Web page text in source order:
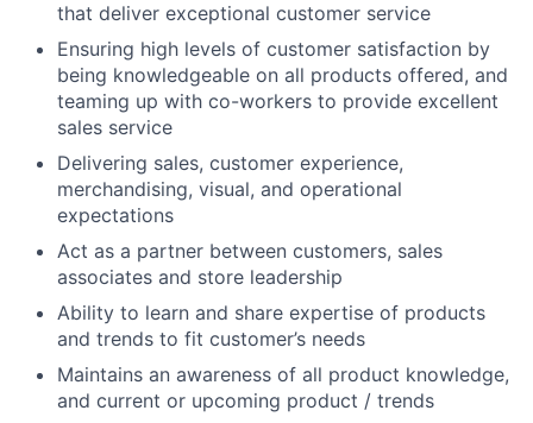
that deliver exceptional customer service
Ensuring high levels of customer satisfaction by
being knowledgeable on all products offered, and
teaming up with co-workers to provide excellent
sales service
Delivering sales, customer experience,
merchandising, visual, and operational
expectations
Act as a partner between customers, sales
associates and store leadership
Ability to learn and share expertise of products
and trends to fit customer’s needs
Maintains an awareness of all product knowledge,
and current or upcoming product / trends